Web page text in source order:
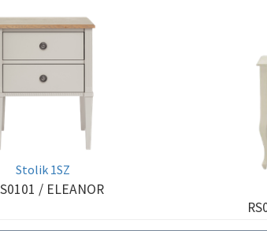
Stolik 1SZ
/ ELEANOR